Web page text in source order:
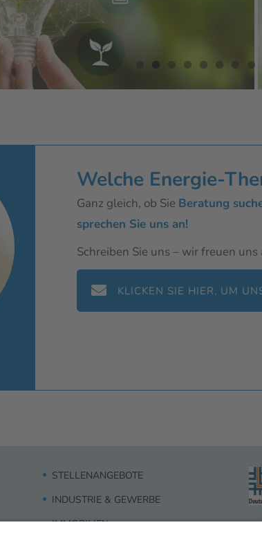
Welche Energie-
Ganz gleich, ob Sie Beratung
sprechen Sie uns an!
Schreiben Sie uns – wir freuen
KLICKEN SIE HIER, UM
STELLENANGEBOTE
INDUSTRIE & GEWERBE
IMMOBILIEN